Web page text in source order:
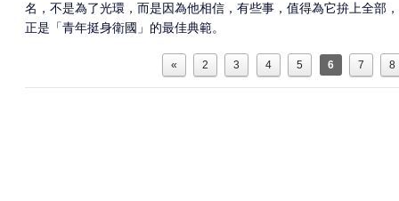
名，不是為了光環，而是因為他相信，有些事，值得為它拚上全部
正是「青年挺身衛國」的最佳典範。
« 2 3 4 5 6 7 8